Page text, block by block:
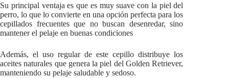
Su principal ventaja es que es muy suave con la piel del
perro, lo que lo convierte en una opción perfecta para los
cepillados frecuentes que no buscan desenredar, sino
mantener el pelaje en buenas condiciones
Además, el uso regular de este cepillo distribuye los
aceites naturales que genera la piel del Golden Retriever,
manteniendo su pelaje saludable y sedoso.